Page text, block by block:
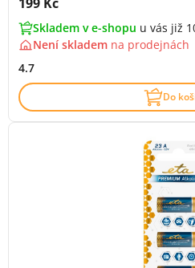
Skladem v e-shopu u vás již
Není skladem na prodejnách
4.7
Do